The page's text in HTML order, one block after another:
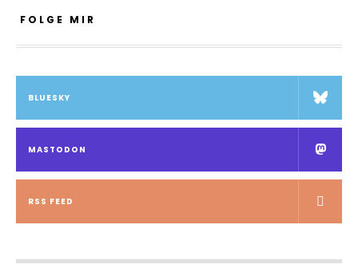
FOLGE MIR
BLUESKY
MASTODON
RSS FEED